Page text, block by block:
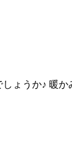
ょうか♪ 暖